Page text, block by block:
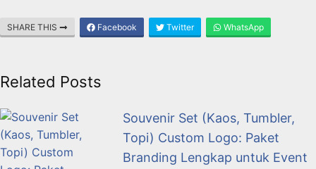
SHARE THIS Facebook Twitter WhatsApp
Related Posts
Souvenir Set (Kaos, Tumbler,
Topi) Custom Logo: Paket
Branding Lengkap untuk Event